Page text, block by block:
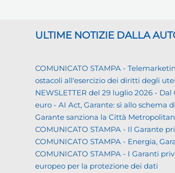
ULTIME NOTIZIE DALLA
COMUNICATO STAMPA -
ostacoli all'esercizio dei diritti degli
NEWSLETTER del 29 luglio 2026 -
euro - AI Act, Garante: sì allo schema
Garante sanziona la Città
COMUNICATO STAMPA - Il Garante
COMUNICATO STAMPA - Energia,
COMUNICATO STAMPA - I Garanti
europeo per la protezione dei dati